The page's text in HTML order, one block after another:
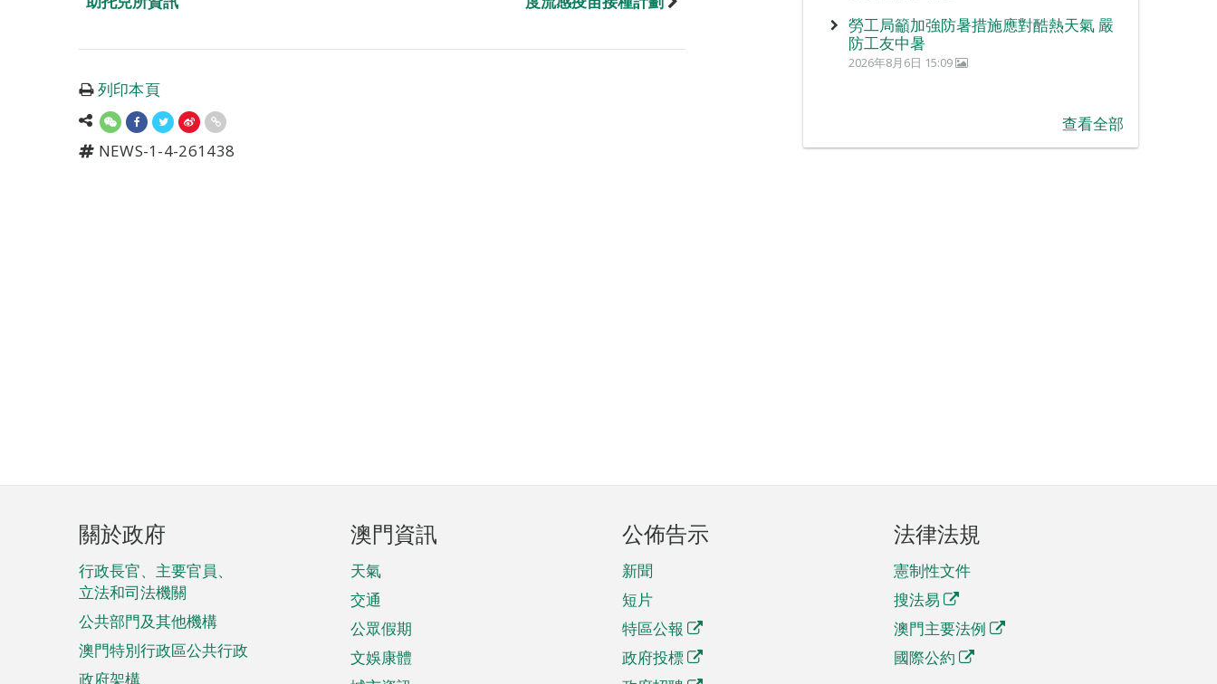
列印本頁
NEWS-1-4-261438
勞工局籲加強防暑措施應對酷熱天氣 嚴
防工友中暑
2026年8月6日 15:09
查看全部
頁
腳
菜
單
關於政府
行政長官、主要官員、
立法和司法機關
公共部門及其他機構
澳門特別行政區公共行政
政府架構
澳門資訊
天氣
交通
公眾假期
文娛康體
公佈告示
新聞
短片
特區公報
政府投標
法律法規
憲制性文件
搜法易
澳門主要法例
國際公約